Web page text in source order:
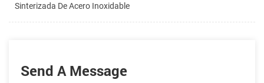
Sinterizada De Acero Inoxidable
Send A Message